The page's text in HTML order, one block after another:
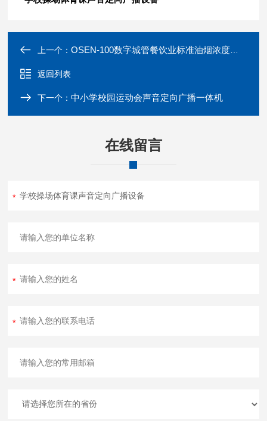
上一个：OSEN-100数字城管餐饮业标准油烟浓度监控系统
返回列表
下一个：中小学校园运动会声音定向广播一体机
在线留言